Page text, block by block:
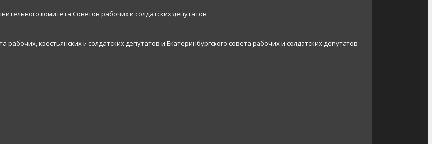
комитета Советов рабочих и солдатских депутатов
рабочих, крестьянских и солдатских депутатов и Екатеринбургского совета рабочих и солдатских депутатов